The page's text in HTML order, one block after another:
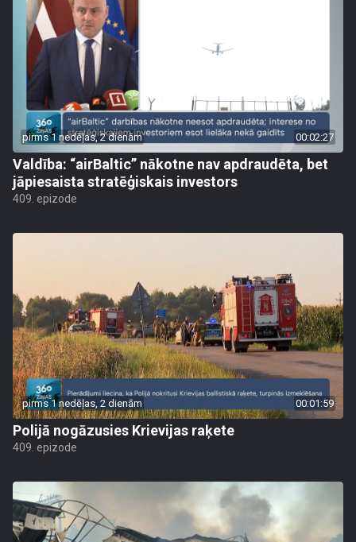
pirms 1 nedēļas, 2 dienām 00:02:27
Valdība: “airBaltic” nākotne nav apdraudēta, bet
jāpiesaista stratēģiskais investors
409. epizode
pirms 1 nedēļas, 2 dienām 00:01:59
Polijā nogāzusies Krievijas raķete
409. epizode